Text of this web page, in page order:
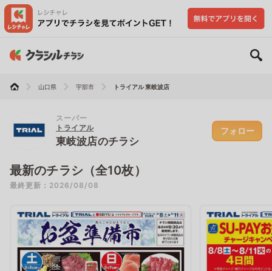
山口県 宇部市 トライアル 東岐波店
スーパー
トライアル
東岐波店のチラシ
フォロー
最新のチラシ（全10枚）
最終更新：2026/08/08